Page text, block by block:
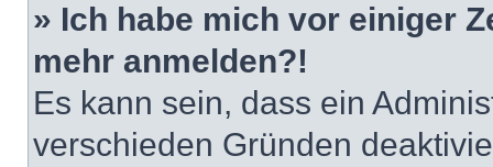
» Ich habe mich vor einiger
mehr anmelden?!
Es kann sein, dass ein
verschieden Gründen